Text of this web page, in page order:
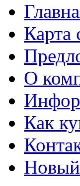
Карта
О
Как